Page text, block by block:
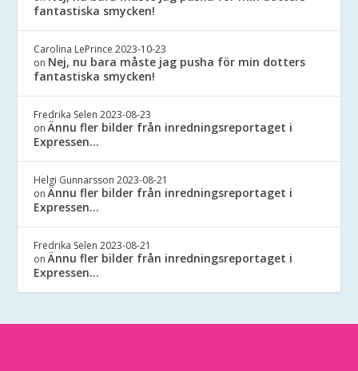
fantastiska smycken!
Carolina LePrince 2023-10-23
on Nej, nu bara måste jag pusha för min dotters
fantastiska smycken!
Fredrika Selen 2023-08-23
onÄnnu fler bilder från inredningsreportaget i
Expressen…
Helgi Gunnarsson 2023-08-21
onÄnnu fler bilder från inredningsreportaget i
Expressen…
Fredrika Selen 2023-08-21
onÄnnu fler bilder från inredningsreportaget i
Expressen…